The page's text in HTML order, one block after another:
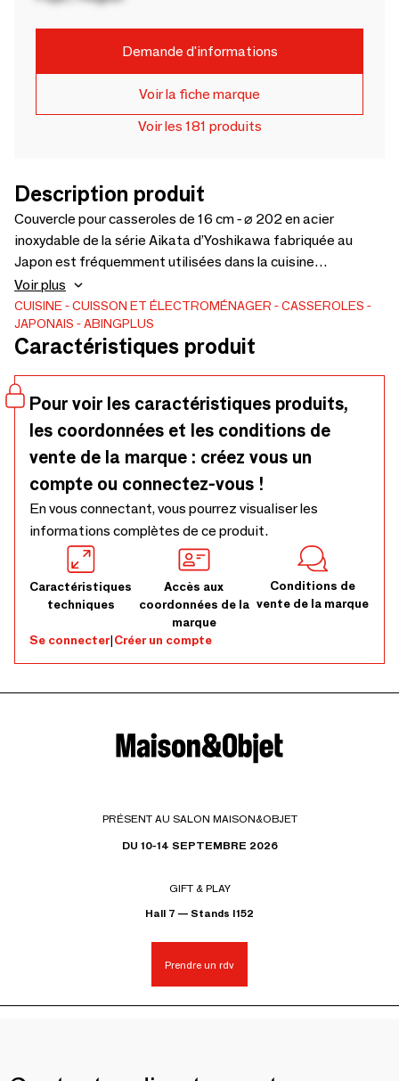
Demande d'informations
Voir la fiche marque
Voir les 181 produits
Description produit
Couvercle pour casseroles de 16 cm - ⌀ 202 en acier
inoxydable de la série Aikata d’Yoshikawa fabriquée au
Japon est fréquemment utilisées dans la cuisine
quotidiennement. Ces couvercle permet de contrôler la
température de cuisson en ajustant sa position de façon à
empêcher ou en laissant sortir la vapeur par les deux becs
verseurs. Autre taille existante : 18 cm - ⌀ 225 et 20 cm - ⌀
Japon. Depuis 70 ans, cette entreprise a su baser son
développement sur une forte innovation, tout en préservant
l'artisanat local.
Voir plus
CUISINE CUISSON ET ÉLECTROMÉNAGER
CASSEROLES
JAPONAIS
ABINGPLUS
Caractéristiques produit
Pour voir les caractéristiques produits,
les coordonnées et les conditions de
vente de la marque : créez vous un
compte ou connectez-vous !
En vous connectant, vous pourrez visualiser les
informations complètes de ce produit.
Caractéristiques
techniques
Accès aux
coordonnées de la
marque
Conditions de
vente de la marque
Se connecter|Créer un compte
PRÉSENT AU SALON MAISON&OBJET
DU 10-14 SEPTEMBRE 2026
GIFT & PLAY
Hall 7 — Stands I152
Prendre un rdv